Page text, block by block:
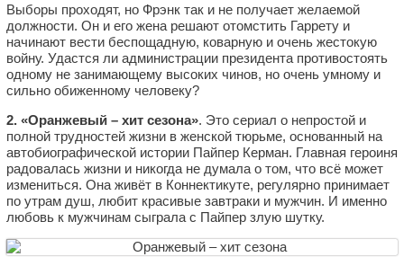
Выборы проходят, но Фрэнк так и не получает желаемой
должности. Он и его жена решают отомстить Гаррету и
начинают вести беспощадную, коварную и очень жестокую
войну. Удастся ли администрации президента противостоять
одному не занимающему высоких чинов, но очень умному и
сильно обиженному человеку?
2. «Оранжевый – хит сезона». Это сериал о непростой и
полной трудностей жизни в женской тюрьме, основанный на
автобиографической истории Пайпер Керман. Главная героиня
радовалась жизни и никогда не думала о том, что всё может
измениться. Она живёт в Коннектикуте, регулярно принимает
по утрам душ, любит красивые завтраки и мужчин. И именно
любовь к мужчинам сыграла с Пайпер злую шутку.